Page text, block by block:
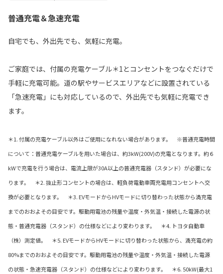
普通充電＆急速充電
自宅でも、外出先でも、気軽に充電。
ご家庭では、付属の充電ケーブル＊1とコンセントをつなぐだけで
手軽に充電可能。道の駅やサービスエリアなどに設置されている
「急速充電」にも対応しているので、外出先でも気軽に充電でき
ます。
＊1. 付属の充電ケーブル以外はご使用になれない場合があります。 ※普通充電時間
について：普通充電ケーブルを用いた場合は、約3kW(200V)の充電となります。約６
kWで充電を行う場合は、電流上限が30A以上の普通充電器（スタンド）が必要にな
ります。 ＊2. 抜止形コンセントの場合は、軽負荷電動車両充電用コンセントへ交
換が必要となります。 ＊3. EVモードからHVモードに切り替わった状態から満充電
までのおおよその目安です。駆動用電池の残量や温度・外気温・接続した電源の状
態・普通充電器（スタンド）の仕様などにより変わります。 ＊4. トヨタ自動車
（株）測定値。 ＊5. EVモードからHVモードに切り替わった状態から、満充電の約
80%までのおおよその目安です。駆動用電池の残量や温度・外気温・接続した電源
の状態・急速充電器（スタンド）の仕様などにより変わります。 ＊6. 50kW(最大1